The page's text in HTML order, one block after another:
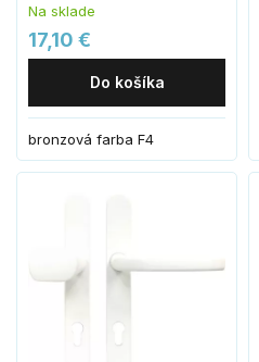
Na sklade
17,10 €
Do košíka
bronzová farba F4